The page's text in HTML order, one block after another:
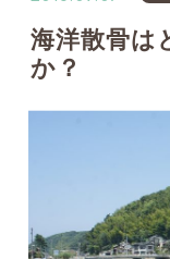
終活の話
信託の話
葬式の話
海洋散骨は
か？